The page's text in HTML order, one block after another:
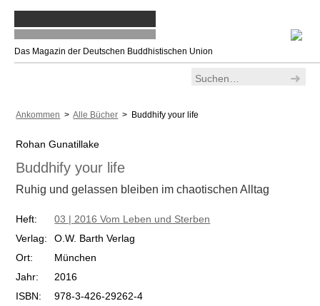
Das Magazin der Deutschen Buddhistischen Union
Ankommen >Alle Bücher > Buddhify your life
Rohan Gunatillake
Buddhify your life
Ruhig und gelassen bleiben im chaotischen Alltag
Heft:
03 | 2016 Vom Leben und Sterben
Verlag:
O.W. Barth Verlag
Ort:
München
Jahr:
2016
ISBN:
978-3-426-29262-4